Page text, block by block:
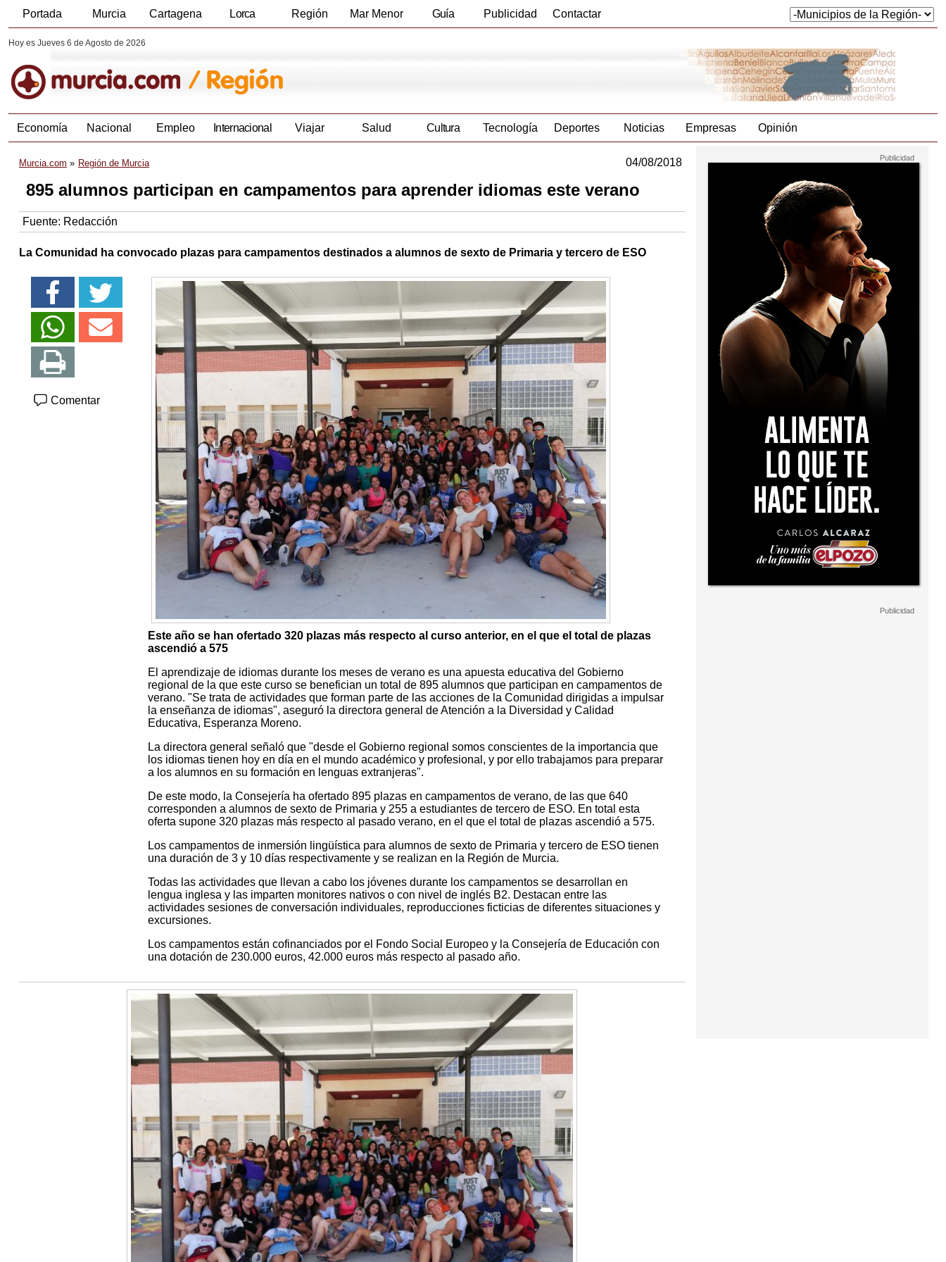
Portada Murcia Cartagena Lorca Región Mar Menor Guía Publicidad Contactar
Hoy es Jueves 6 de Agosto de 2026
Economía Nacional Empleo Internacional Viajar Salud Cultura Tecnología Deportes Noticias Empresas Opinión
Murcia.com Región de Murcia 04/08/2018
895 alumnos participan en campamentos para aprender idiomas este verano
Fuente: Redacción
La Comunidad ha convocado plazas para campamentos destinados a alumnos de sexto de Primaria y tercero de ESO
Comentar
Este año se han ofertado 320 plazas más respecto al curso anterior, en el que el total de plazas
ascendió a 575
El aprendizaje de idiomas durante los meses de verano es una apuesta educativa del Gobierno
regional de la que este curso se benefician un total de 895 alumnos que participan en campamentos de
verano. "Se trata de actividades que forman parte de las acciones de la Comunidad dirigidas a impulsar
la enseñanza de idiomas", aseguró la directora general de Atención a la Diversidad y Calidad
Educativa, Esperanza Moreno.
La directora general señaló que "desde el Gobierno regional somos conscientes de la importancia que
los idiomas tienen hoy en día en el mundo académico y profesional, y por ello trabajamos para preparar
a los alumnos en su formación en lenguas extranjeras".
De este modo, la Consejería ha ofertado 895 plazas en campamentos de verano, de las que 640
corresponden a alumnos de sexto de Primaria y 255 a estudiantes de tercero de ESO. En total esta
oferta supone 320 plazas más respecto al pasado verano, en el que el total de plazas ascendió a 575.
Los campamentos de inmersión lingüística para alumnos de sexto de Primaria y tercero de ESO tienen
una duración de 3 y 10 días respectivamente y se realizan en la Región de Murcia.
Todas las actividades que llevan a cabo los jóvenes durante los campamentos se desarrollan en
lengua inglesa y las imparten monitores nativos o con nivel de inglés B2. Destacan entre las
actividades sesiones de conversación individuales, reproducciones ficticias de diferentes situaciones y
excursiones.
Los campamentos están cofinanciados por el Fondo Social Europeo y la Consejería de Educación con
una dotación de 230.000 euros, 42.000 euros más respecto al pasado año.